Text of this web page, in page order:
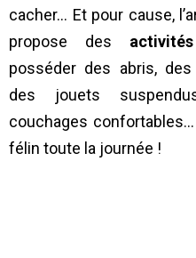
cacher… Et pour cause,
propose des
posséder des abris,
des jouets
couchages
félin toute la journée !